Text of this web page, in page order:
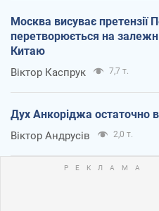
Москва висуває претензії
перетворюється на
Китаю
Віктор Каспрук 7,7 т.
Дух Анкоріджа остаточно
Віктор Андрусів 2,0 т.